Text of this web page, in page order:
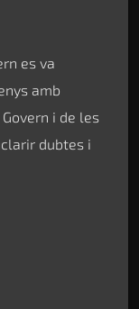
es va
amb
i de les
dubtes i